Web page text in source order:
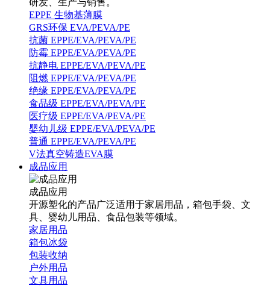
EPPE 生物基薄膜
GRS环保 EVA/PEVA/PE
抗菌 EPPE/EVA/PEVA/PE
防霉 EPPE/EVA/PEVA/PE
抗静电 EPPE/EVA/PEVA/PE
阻燃 EPPE/EVA/PEVA/PE
绝缘 EPPE/EVA/PEVA/PE
食品级 EPPE/EVA/PEVA/PE
医疗级 EPPE/EVA/PEVA/PE
婴幼儿级 EPPE/EVA/PEVA/PE
普通 EPPE/EVA/PEVA/PE
V法真空铸造EVA膜
成品应用
成品应用
开源塑化的产品广泛适用于家居用品，箱包手袋、文
具、婴幼儿用品、食品包装等领域。
家居用品
箱包冰袋
包装收纳
户外用品
文具用品